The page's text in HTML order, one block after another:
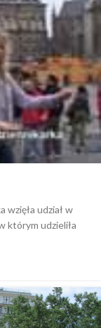
wzięła udział w
którym udzieliła